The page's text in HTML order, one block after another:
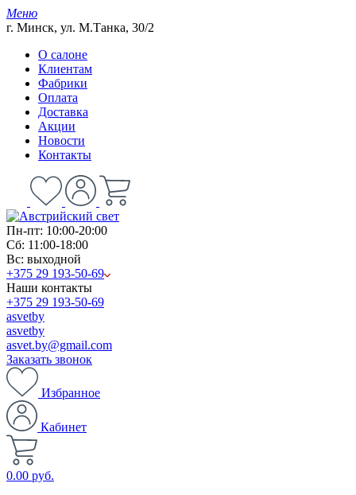
Меню
г. Минск, ул. М.Танка, 30/2
О салоне
Клиентам
Фабрики
Оплата
Доставка
Акции
Новости
Контакты
Пн-пт: 10:00-20:00
Сб: 11:00-18:00
Вс: выходной
+375 29 193-50-69
Наши контакты
+375 29 193-50-69
asvetby
asvetby
asvet.by@gmail.com
Заказать звонок
Избранное
Кабинет
0.00 руб.